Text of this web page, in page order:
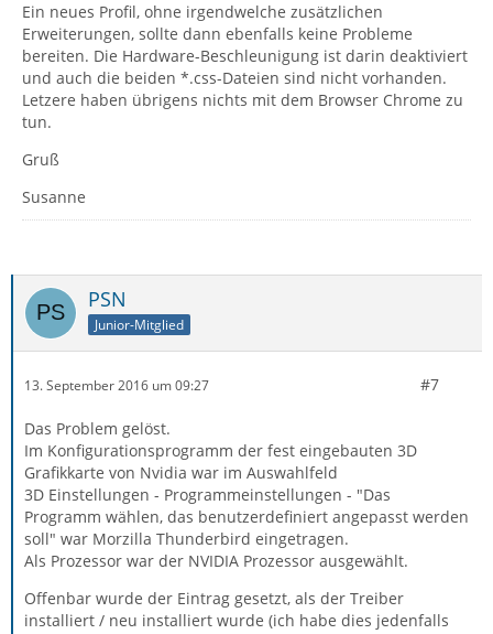
Ein neues Profil, ohne irgendwelche zusätzlichen
Erweiterungen, sollte dann ebenfalls keine Probleme
bereiten. Die Hardware-Beschleunigung ist darin deaktiviert
und auch die beiden *.css-Dateien sind nicht vorhanden.
Letzere haben übrigens nichts mit dem Browser Chrome zu
tun.
Gruß
Susanne
PSN
Junior-Mitglied
13. September 2016 um 09:27 #7
Das Problem gelöst.
Im Konfigurationsprogramm der fest eingebauten 3D
Grafikkarte von Nvidia war im Auswahlfeld
3D Einstellungen - Programmeinstellungen - "Das
Programm wählen, das benutzerdefiniert angepasst werden
soll" war Morzilla Thunderbird eingetragen.
Als Prozessor war der NVIDIA Prozessor ausgewählt.
Offenbar wurde der Eintrag gesetzt, als der Treiber
installiert / neu installiert wurde (ich habe dies jedenfalls